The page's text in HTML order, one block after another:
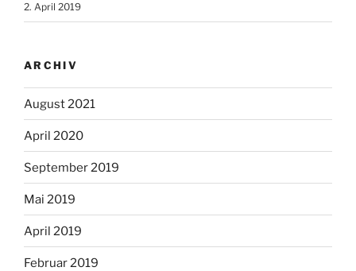
2. April 2019
ARCHIV
August 2021
April 2020
September 2019
Mai 2019
April 2019
Februar 2019